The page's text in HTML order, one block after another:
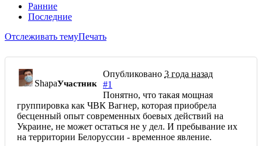
Ранние
Последние
Отслеживать темуПечать
ShapaУчастник
Опубликовано 3 года назад
#1
Понятно, что такая мощная
группировка как ЧВК Вагнер, которая приобрела
бесценный опыт современных боевых действий на
Украине, не может остаться не у дел. И пребывание их
на территории Белоруссии - временное явление.